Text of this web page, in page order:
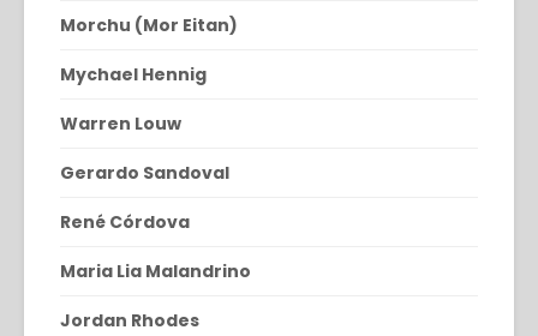
Morchu (Mor Eitan)
Mychael Hennig
Warren Louw
Gerardo Sandoval
René Córdova
Maria Lia Malandrino
Jordan Rhodes